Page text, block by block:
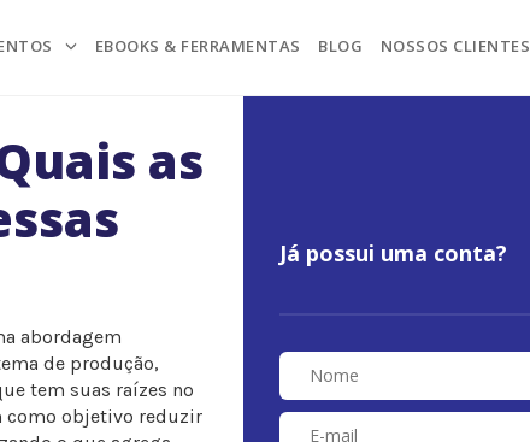
EBOOKS & FERRAMENTAS BLOG NOSSOS CLIENTES
as
abordagem
de produção,
tem suas raízes no
como objetivo reduzir
Já possui uma conta?